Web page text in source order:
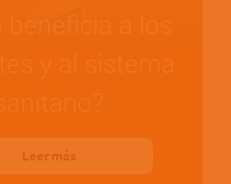
beneficia a los
y al sistema
Leer más